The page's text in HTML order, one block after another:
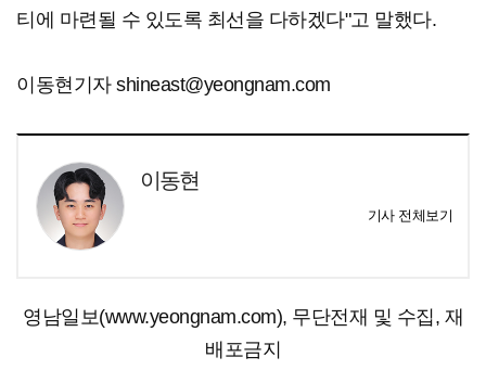
티에 마련될 수 있도록 최선을 다하겠다"고 말했다.
이동현기자 shineast@yeongnam.com
이동현
기사 전체보기
영남일보(www.yeongnam.com), 무단전재 및 수집, 재
배포금지